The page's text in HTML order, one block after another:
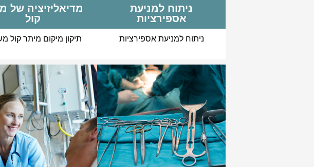
ניתוח למניעת
אספירציות
ניתוח למניעת אספירציות
מדיאליזיציה של
קול
תיקון מיקום מיתר קול